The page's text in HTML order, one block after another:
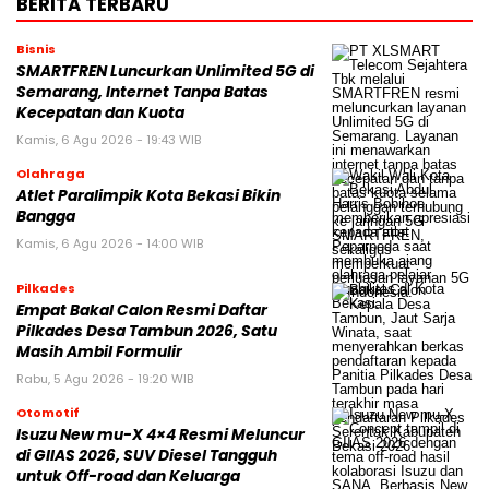
Bisnis
SMARTFREN Luncurkan Unlimited 5G di
Semarang, Internet Tanpa Batas
Kecepatan dan Kuota
Kamis, 6 Agu 2026 - 19:43 WIB
Olahraga
Atlet Paralimpik Kota Bekasi Bikin
Bangga
Kamis, 6 Agu 2026 - 14:00 WIB
Pilkades
Empat Bakal Calon Resmi Daftar
Pilkades Desa Tambun 2026, Satu
Masih Ambil Formulir
Rabu, 5 Agu 2026 - 19:20 WIB
Otomotif
Isuzu New mu-X 4×4 Resmi Meluncur
di GIIAS 2026, SUV Diesel Tangguh
untuk Off-road dan Keluarga